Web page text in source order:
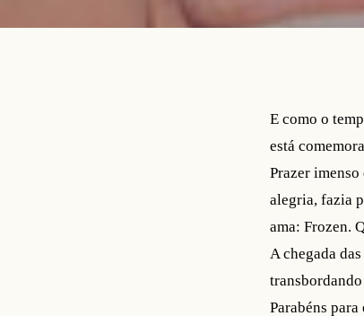
E como o
está
Prazer
alegria, fazia
ama: Frozen.
A chegada
Parabéns